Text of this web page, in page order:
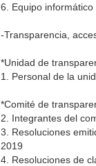
6. Equipo
-Transparencia,
*Unidad de
1. Personal de la
*Comité de
2. Integrantes del
3. Resoluciones
2019
4. Resoluciones de